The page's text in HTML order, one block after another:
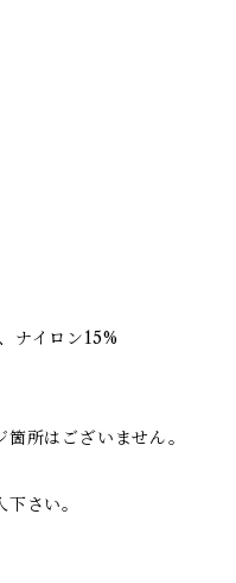
ナイロン15%
所はございません。
さい。